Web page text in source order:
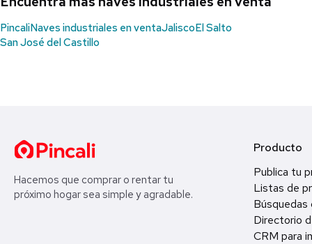
PincaliNaves industriales en ventaJaliscoEl Salto
San José del Castillo
Hacemos que comprar o rentar tu
próximo hogar sea simple y agradable.
Producto
Publica tu
Listas de
Búsquedas
Directorio
CRM para